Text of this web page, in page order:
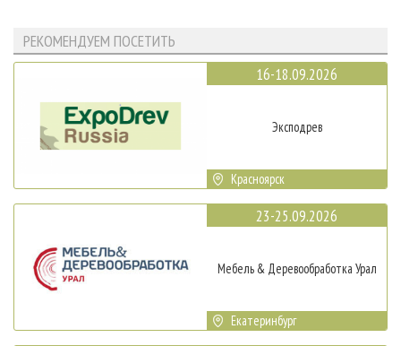
РЕКОМЕНДУЕМ ПОСЕТИТЬ
16-18.09.2026
Эксподрев
Красноярск
23-25.09.2026
Мебель & Деревообработка Урал
Екатеринбург